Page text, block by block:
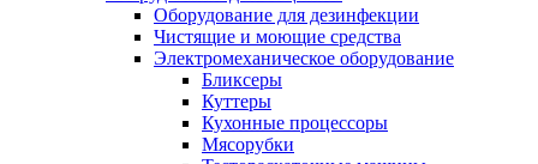
Оборудование для дезинфекции
Чистящие и моющие средства
Электромеханическое оборудование
Бликсеры
Куттеры
Кухонные процессоры
Мясорубки